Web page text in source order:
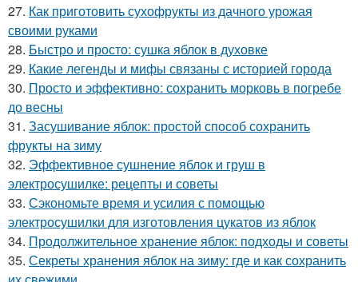
27. Как приготовить сухофрукты из дачного урожая
своими руками
28. Быстро и просто: сушка яблок в духовке
29. Какие легенды и мифы связаны с историей города
30. Просто и эффективно: сохранить морковь в погребе
до весны
31. Засушивание яблок: простой способ сохранить
фрукты на зиму
32. Эффективное сушнение яблок и груш в
электросушилке: рецепты и советы
33. Сэкономьте время и усилия с помощью
электросушилки для изготовления цукатов из яблок
34. Продолжительное хранение яблок: подходы и советы
35. Секреты хранения яблок на зиму: где и как сохранить